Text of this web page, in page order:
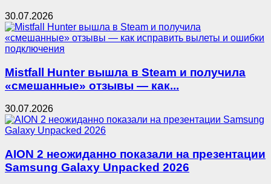
30.07.2026
Mistfall Hunter вышла в Steam и получила
«смешанные» отзывы — как...
30.07.2026
AION 2 неожиданно показали на презентации
Samsung Galaxy Unpacked 2026